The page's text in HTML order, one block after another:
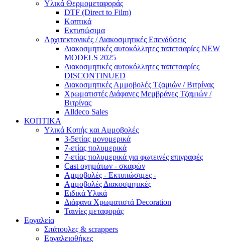
Υλικά Θερμομεταφοράς
DTF (Direct to Film)
Κοπτικά
Εκτυπώσιμα
Αρχιτεκτονικές / Διακοσμητικές Επενδύσεις
Διακοσμητικές αυτοκόλλητες ταπετσαρίες NEW
MODELS 2025
Διακοσμητικές αυτοκόλλητες ταπετσαρίες
DISCONTINUED
Διακοσμητικές Αμμοβολές Τζαμιών / Βιτρίνας
Χρωματιστές Διάφανες Μεμβράνες Τζαμιών /
Βιτρίνας
Alldeco Sales
ΚΟΠΤΙΚΑ
Υλικά Κοπής και Αμμοβολές
3-5ετίας μονομερικά
7-ετίας πολυμερικά
7-ετίας πολυμερικά για φωτεινές επιγραφές
Cast οχημάτων - σκαφών
Aμμοβολές - Εκτυπώσιμες -
Αμμοβολές Διακοσμητικές
Ειδικά Υλικά
Διάφανα Χρωματιστά Decoration
Ταινίες μεταφοράς
Εργαλεία
Σπάτουλες & scrappers
Eργαλειοθήκες